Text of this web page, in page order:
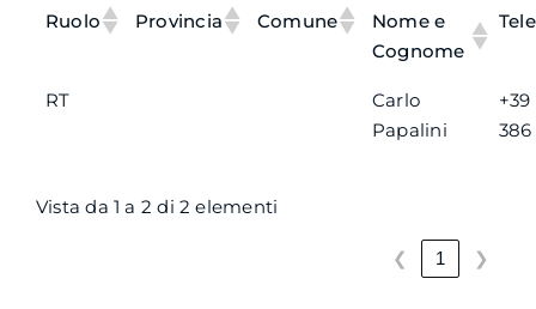
Ruolo Provincia Comune
Nome e
Cognome
RT
Carlo
Papalini
+39
386
Vista da 1 a 2 di 2 elementi
❮ 1 ❯